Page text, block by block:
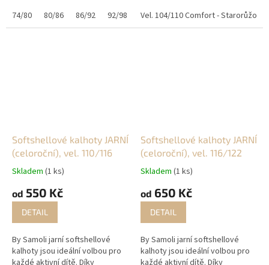
softshellové kalhoty jsou
navržené pro aktivní děti, které
74/80 80/86 86/92 92/98 98/104 104/110 110/116
na venkovní dobrodružství, do
školy či školky. Ať už...
Vel. 104/110 Comfort -
Softshellové kalhoty JARNÍ
(celoroční), vel. 110/116
Skladem (1 ks)
od 550 Kč
DETAIL
By Samoli jarní softshellové
kalhoty jsou ideální volbou pro
Softshellové kalhoty JARNÍ
(celoroční), vel. 116/122
Skladem (1 ks)
od 650 Kč
DETAIL
By Samoli jarní softshellové
kalhoty jsou ideální volbou pro